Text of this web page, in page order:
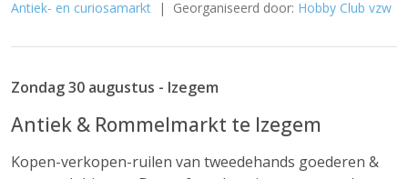
Antiek- en curiosamarkt | Georganiseerd door: Hobby Club vzw
Zondag 30 augustus - Izegem
Antiek & Rommelmarkt te Izegem
Kopen-verkopen-ruilen van tweedehands goederen &